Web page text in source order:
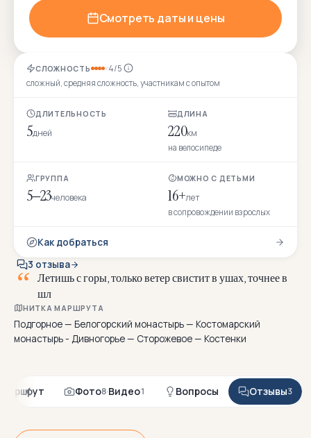
СЛОЖНОСТЬ 4/5
сложный, средняя сложность, участникам с опытом
ДЛИТЕЛЬНОСТЬ
5дней
ДЛИНА
220км
на велосипеде
ГРУППА
5–23человека
МОЖНО С ДЕТЬМИ
16+лет
в сопровождении взрослых
Как добраться
3 отзыва
Летишьсгоры,тольковетерсвиститвушах,точнеев
шл
НИТКА МАРШРУТА
Подгорное — Белогорский монастырь — Костомарский
монастырь - Дивногорье — Сторожевое — Костенки
Смотреть даты и цены
Маршрут Фото8·Видео1 Вопросы Отзывы3